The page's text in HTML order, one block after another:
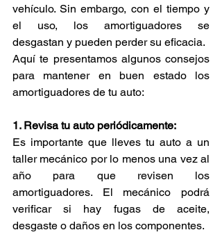
vehículo. Sin embargo, con el tiempo y
el uso, los amortiguadores se
desgastan y pueden perder su eficacia.
Aquí te presentamos algunos consejos
para mantener en buen estado los
amortiguadores de tu auto:
1. Revisa tu auto periódicamente:
Es importante que lleves tu auto a un
taller mecánico por lo menos una vez al
año para que revisen los
amortiguadores. El mecánico podrá
verificar si hay fugas de aceite,
desgaste o daños en los componentes.